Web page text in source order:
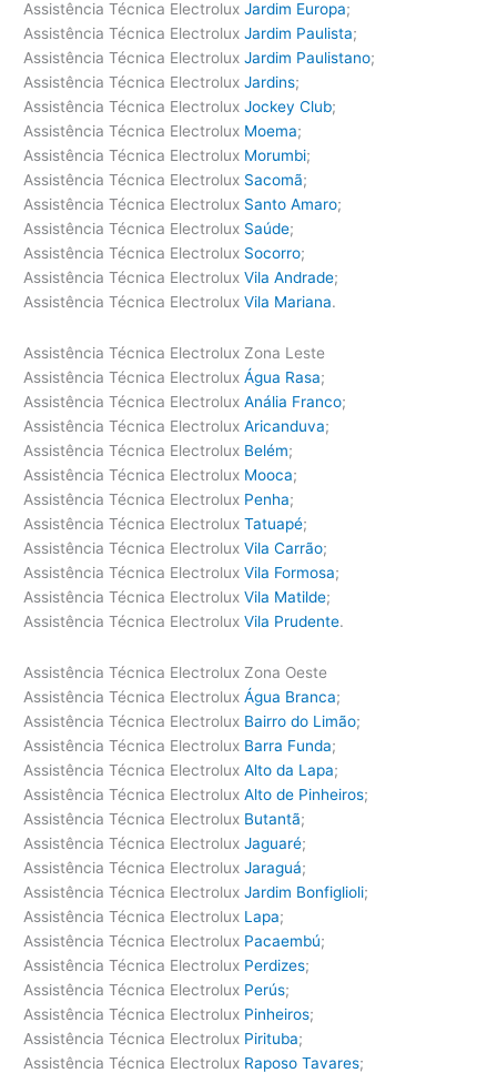
Assistência Técnica ElectroluxJardim Europa;
Assistência Técnica ElectroluxJardim Paulista;
Assistência Técnica ElectroluxJardim Paulistano;
Assistência Técnica ElectroluxJardins;
Assistência Técnica ElectroluxJockey Club;
Assistência Técnica Electrolux Moema;
Assistência Técnica Electrolux Morumbi;
Assistência Técnica Electrolux Sacomã;
Assistência Técnica Electrolux Santo Amaro;
Assistência Técnica Electrolux Saúde;
Assistência Técnica Electrolux Socorro;
Assistência Técnica ElectroluxVila Andrade;
Assistência Técnica ElectroluxVila Mariana.
Assistência Técnica Electrolux Zona Leste
Assistência Técnica ElectroluxÁgua Rasa;
Assistência Técnica ElectroluxAnália Franco;
Assistência Técnica ElectroluxAricanduva;
Assistência Técnica Electrolux Belém;
Assistência Técnica Electrolux Mooca;
Assistência Técnica Electrolux Penha;
Assistência Técnica ElectroluxTatuapé;
Assistência Técnica ElectroluxVila Carrão;
Assistência Técnica ElectroluxVila Formosa;
Assistência Técnica ElectroluxVila Matilde;
Assistência Técnica ElectroluxVila Prudente.
Assistência Técnica Electrolux Zona Oeste
Assistência Técnica ElectroluxÁgua Branca;
Assistência Técnica Electrolux Bairro do Limão;
Assistência Técnica Electrolux Barra Funda;
Assistência Técnica ElectroluxAlto da Lapa;
Assistência Técnica ElectroluxAlto de Pinheiros;
Assistência Técnica Electrolux Butantã;
Assistência Técnica ElectroluxJaguaré;
Assistência Técnica ElectroluxJaraguá;
Assistência Técnica ElectroluxJardim Bonfiglioli;
Assistência Técnica Electrolux Lapa;
Assistência Técnica Electrolux Pacaembú;
Assistência Técnica Electrolux Perdizes;
Assistência Técnica Electrolux Perús;
Assistência Técnica Electrolux Pinheiros;
Assistência Técnica Electrolux Pirituba;
Assistência Técnica Electrolux Raposo Tavares;